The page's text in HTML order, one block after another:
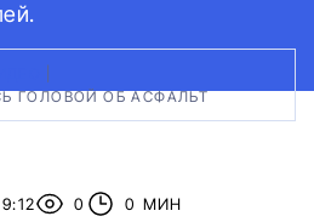
ГОЛОВОЙ ОБ АСФАЛЬТ
0 0 МИН